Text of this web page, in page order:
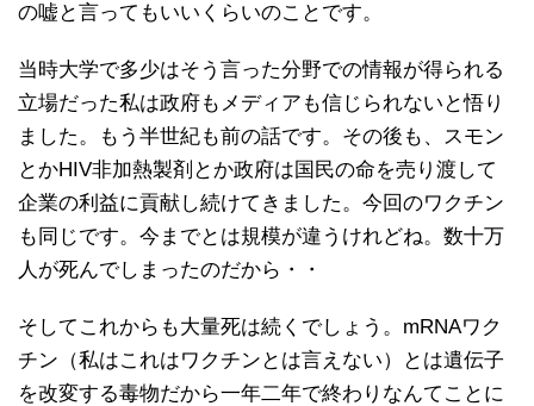
の嘘と言ってもいいくらいのことです。
当時大学で多少はそう言った分野での情報が得られる
立場だった私は政府もメディアも信じられないと悟り
ました。もう半世紀も前の話です。その後も、スモン
とかHIV非加熱製剤とか政府は国民の命を売り渡して
企業の利益に貢献し続けてきました。今回のワクチン
も同じです。今までとは規模が違うけれどね。数十万
人が死んでしまったのだから・・
そしてこれからも大量死は続くでしょう。mRNAワク
チン（私はこれはワクチンとは言えない）とは遺伝子
を改変する毒物だから一年二年で終わりなんてことに